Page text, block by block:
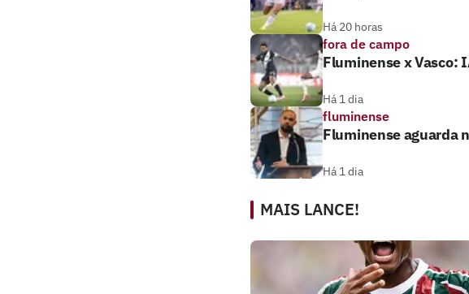
Há 20 horas
fora de campo
Fluminense x Vasco:
Há 1 dia
fluminense
Fluminense aguarda
Há 1 dia
MAIS LANCE!